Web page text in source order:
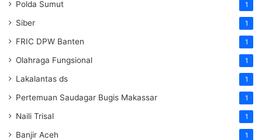
Polda Sumut 1
Siber 1
FRIC DPW Banten 1
Olahraga Fungsional 1
Lakalantas ds 1
Pertemuan Saudagar Bugis Makassar 1
Naili Trisal 1
Banjir Aceh 1